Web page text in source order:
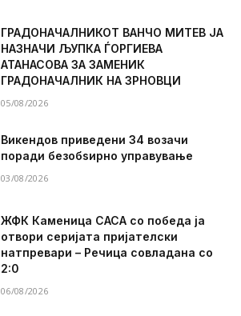
ГРАДОНАЧАЛНИКОТ ВАНЧО МИТЕВ ЈА
НАЗНАЧИ ЉУПКА ЃОРГИЕВА
АТАНАСОВА ЗА ЗАМЕНИК
ГРАДОНАЧАЛНИК НА ЗРНОВЦИ
05/08/2026
Викендов приведени 34 возачи
поради безобѕирно управување
03/08/2026
ЖФК Каменица САСА со победа ја
отвори серијата пријателски
натпревари – Речица совладана со
2:0
06/08/2026